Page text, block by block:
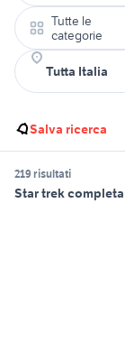
Tutte le
categorie
Salva ricerca
219 risultati
Star trek